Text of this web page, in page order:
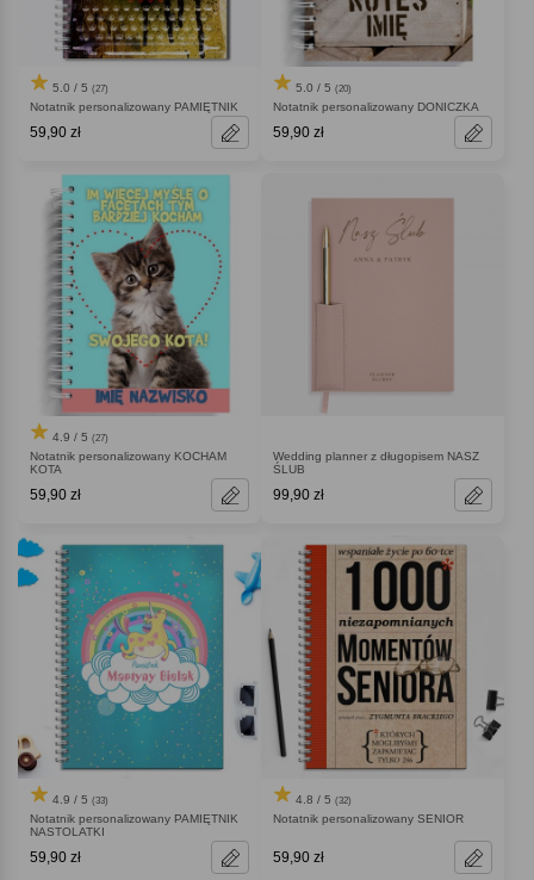
5.0 / 5 (27)
Notatnik personalizowany PAMIĘTNIK
59,90 zł
5.0 / 5 (20)
Notatnik personalizowany DONICZKA
59,90 zł
4.9 / 5 (27)
Notatnik personalizowany KOCHAM
KOTA
59,90 zł
Wedding planner z długopisem NASZ
ŚLUB
99,90 zł
4.9 / 5 (33)
Notatnik personalizowany PAMIĘTNIK
NASTOLATKI
59,90 zł
4.8 / 5 (32)
Notatnik personalizowany SENIOR
59,90 zł